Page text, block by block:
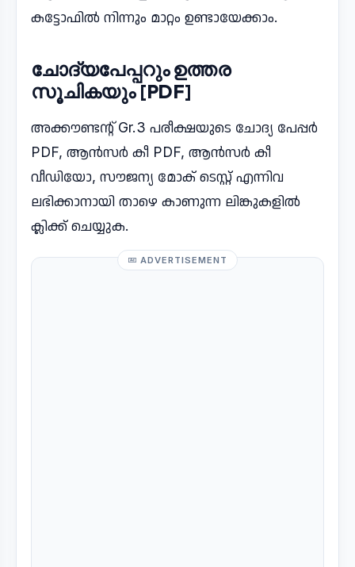
കട്ടോഫിൽ നിന്നും മാറ്റം ഉണ്ടായേക്കാം.
ചോദ്യപേപ്പറും ഉത്തര
സൂചികയും [PDF]
അക്കൗണ്ടന്റ് Gr.3 പരീക്ഷയുടെ ചോദ്യ പേപ്പർ
PDF, ആൻസർ കീ PDF, ആൻസർ കീ
വീഡിയോ, സൗജന്യ മോക് ടെസ്റ്റ് എന്നിവ
ലഭിക്കാനായി താഴെ കാണുന്ന ലിങ്കുകളിൽ
ക്ലിക്ക് ചെയ്യുക.
ADVERTISEMENT